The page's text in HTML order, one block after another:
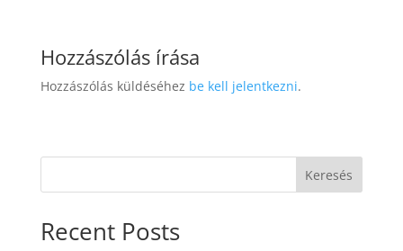
Hozzászólás írása
Hozzászólás küldéséhez be kell jelentkezni.
Keresés
Recent Posts